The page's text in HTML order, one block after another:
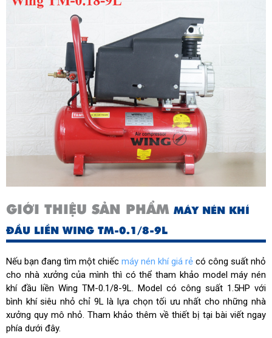
GIỚI THIỆU SẢN PHẨM MÁY NÉN KHÍ
ĐẦU LIỀN WING TM-0.1/8-9L
Nếu bạn đang tìm một chiếc máy nén khí giá rẻ có công suất nhỏ
cho nhà xưởng của mình thì có thể tham khảo model máy nén
khí đầu liền Wing TM-0.1/8-9L. Model có công suất 1.5HP với
bình khí siêu nhỏ chỉ 9L là lựa chọn tối ưu nhất cho những nhà
xưởng quy mô nhỏ. Tham khảo thêm về thiết bị tại bài viết ngay
phía dưới đây.